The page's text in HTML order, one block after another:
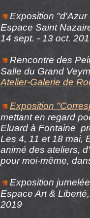
Exposition "d'Azur
Espace Saint
14 sept. - 13 oct.
Rencontre des
Salle du Grand
Atelier-Galerie de
Exposition
mettant en regard
Eluard à Fontaine
Les 4, 11 et 18 mai,
animé des ateliers,
pour moi-même,
Exposition
Espace Art &
2019